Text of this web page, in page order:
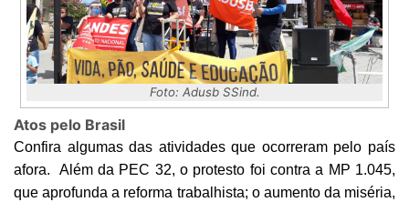
Foto: Adusb SSind.
Atos pelo Brasil
Confira algumas das atividades que ocorreram pelo país
afora. Além da PEC 32, o protesto foi contra a MP 1.045,
que aprofunda a reforma trabalhista; o aumento da miséria,